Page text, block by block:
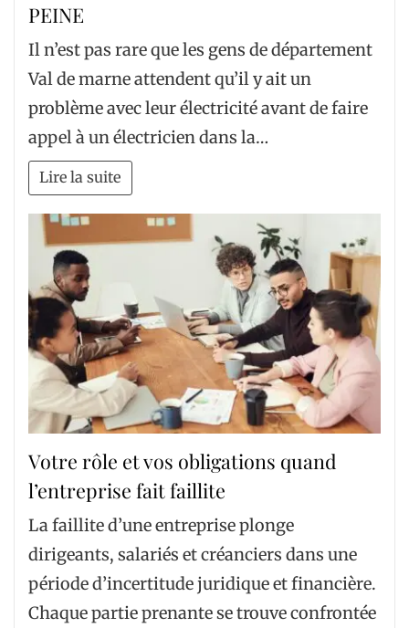
PEINE
Il n’est pas rare que les gens de département
Val de marne attendent qu’il y ait un
problème avec leur électricité avant de faire
appel à un électricien dans la…
Lire la suite
Votre rôle et vos obligations quand
l’entreprise fait faillite
La faillite d’une entreprise plonge
dirigeants, salariés et créanciers dans une
période d’incertitude juridique et financière.
Chaque partie prenante se trouve confrontée